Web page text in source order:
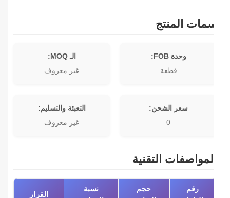
المنتج
وحدة FOB:
قطعة
غير معروف
سعر الشحن:
التعبئة والتسليم:
غير معروف
التقنية
القرار